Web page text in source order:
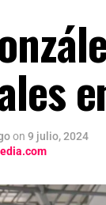
on 9 julio, 2024